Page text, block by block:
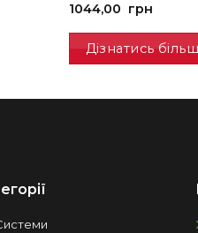
1044,00 грн
Дізнатись